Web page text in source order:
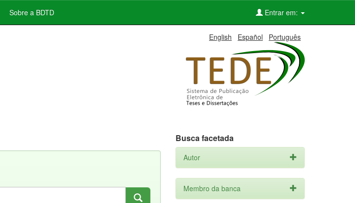
Sobre a BDTD Entrar em:
English Español Português
Busca facetada
Autor
Membro da banca